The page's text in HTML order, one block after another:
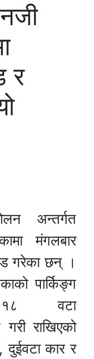
र
अन्तर्गत
मंगलबार
गरेका छन् ।
पार्किङ्ग
१८ वटा
गरी राखिएको
कार र